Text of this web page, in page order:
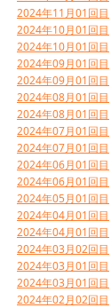
2024年11月01回目
2024年10月01回目
2024年10月01回目
2024年09月01回目
2024年09月01回目
2024年08月01回目
2024年08月01回目
2024年07月01回目
2024年07月01回目
2024年06月01回目
2024年06月01回目
2024年05月01回目
2024年04月01回目
2024年04月01回目
2024年03月02回目
2024年03月01回目
2024年03月01回目
2024年02月02回目